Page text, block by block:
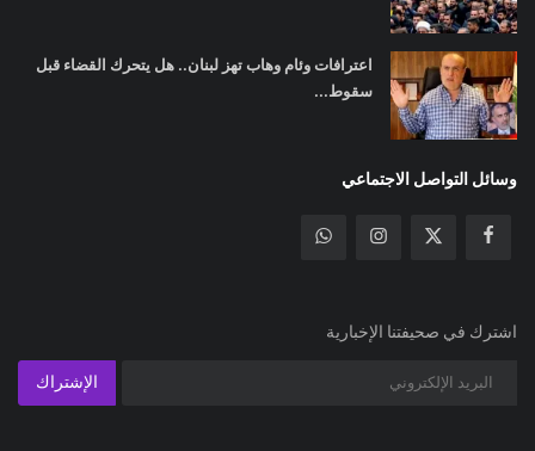
اعترافات وئام وهاب تهز لبنان.. هل يتحرك القضاء قبل
سقوط...
وسائل التواصل الاجتماعي
اشترك في صحيفتنا الإخبارية
الإشتراك